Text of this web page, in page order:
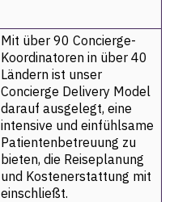
Mit über 90 Concierge-
Koordinatoren in über 40
Ländern ist unser
Concierge Delivery Model
darauf ausgelegt, eine
intensive und einfühlsame
Patientenbetreuung zu
bieten, die Reiseplanung
und Kostenerstattung mit
einschließt.